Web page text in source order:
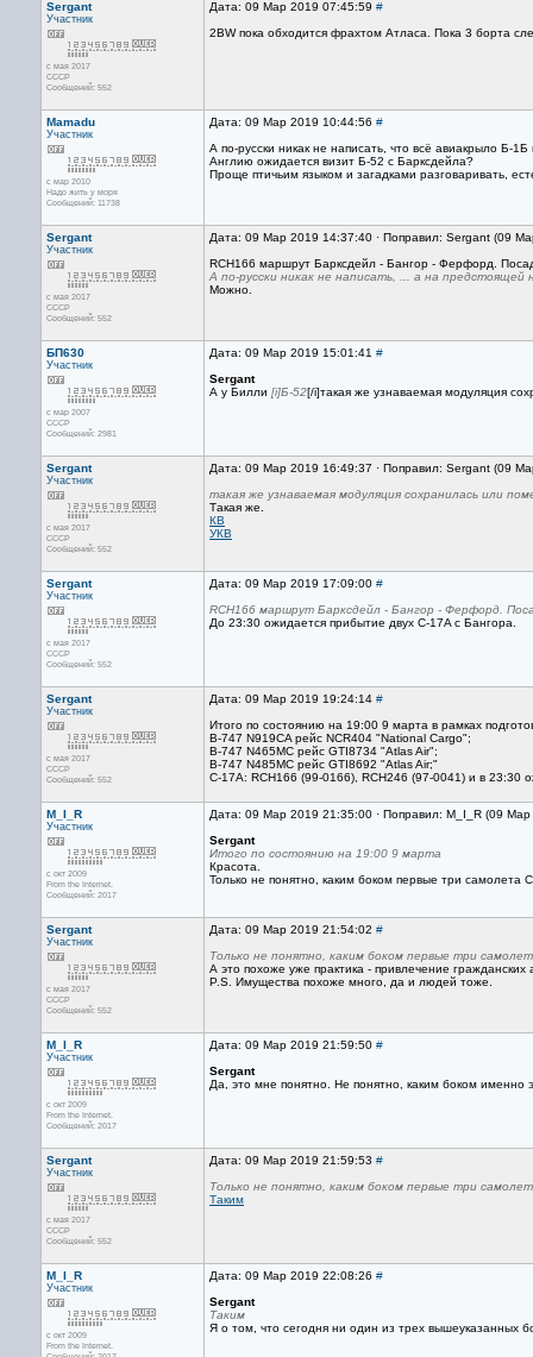
Sergant
Участник
с мая 2017
CCCP
Сообщений: 552
Дата: 09 Мар 2019 07:45:59 #
2BW пока обходится фрахтом Атласа. Пока 3 борта
Mamadu
Участник
с мар 2010
Надо жить у моря
Сообщений: 11738
Дата: 09 Мар 2019 10:44:56 #
А по-русски никак не написать, что всё авиакрыло Б-
Англию ожидается визит Б-52 с Барксдейла?
Проще птичьим языком и загадками разговаривать,
Sergant
Участник
с мая 2017
CCCP
Сообщений: 552
Дата: 09 Мар 2019 14:37:40 · Поправил: Sergant (09
RCH166 маршрут Барксдейл - Бангор - Ферфорд.
А по-русски никак не написать, ... а на
Можно.
БП630
Участник
с мар 2007
CCCP
Сообщений: 2981
Дата: 09 Мар 2019 15:01:41 #
Sergant
А у Билли [i]Б-52[/i]такая же узнаваемая модуляция
Sergant
Участник
с мая 2017
CCCP
Сообщений: 552
Дата: 09 Мар 2019 16:49:37 · Поправил: Sergant (09
такая же узнаваемая модуляция сохранилась или
Такая же.
КВ
УКВ
Sergant
Участник
с мая 2017
CCCP
Сообщений: 552
Дата: 09 Мар 2019 17:09:00 #
RCH166 маршрут Барксдейл - Бангор - Ферфорд.
До 23:30 ожидается прибытие двух С-17A с Бангора.
Sergant
Участник
с мая 2017
CCCP
Сообщений: 552
Дата: 09 Мар 2019 19:24:14 #
Итого по состоянию на 19:00 9 марта в рамках
В-747 N919CA рейс NCR404 "National Cargo";
В-747 N465MC рейс GTI8734 "Atlas Air";
В-747 N485MC рейс GTI8692 "Atlas Air;"
С-17А: RCH166 (99-0166), RCH246 (97-0041) и в 23:30
M_I_R
Участник
с окт 2009
From the Internet.
Сообщений: 2017
Дата: 09 Мар 2019 21:35:00 · Поправил: M_I_R (09
Sergant
Итого по состоянию на 19:00 9 марта
Красота.
Только не понятно, каким боком первые три самолета
Sergant
Участник
с мая 2017
CCCP
Сообщений: 552
Дата: 09 Мар 2019 21:54:02 #
Только не понятно, каким боком первые три
А это похоже уже практика - привлечение
P.S. Имущества похоже много, да и людей тоже.
M_I_R
Участник
с окт 2009
From the Internet.
Сообщений: 2017
Дата: 09 Мар 2019 21:59:50 #
Sergant
Да, это мне понятно. Не понятно, каким боком именно
Sergant
Участник
с мая 2017
CCCP
Сообщений: 552
Дата: 09 Мар 2019 21:59:53 #
Только не понятно, каким боком первые три
Таким
M_I_R
Участник
с окт 2009
From the Internet.
Дата: 09 Мар 2019 22:08:26 #
Sergant
Таким
Я о том, что сегодня ни один из трех вышеуказанных